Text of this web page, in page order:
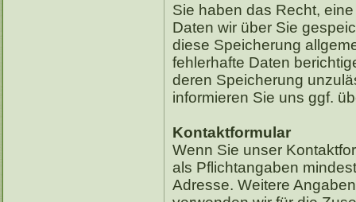
Sie haben das Recht,
Daten wir über Sie
diese Speicherung
fehlerhafte Daten
deren Speicherung
informieren Sie uns ggf.
Kontaktformular
Wenn Sie unser
als Pflichtangaben
Adresse. Weitere